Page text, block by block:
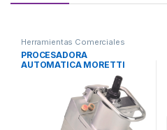
Herramientas Comerciales
PROCESADORA
AUTOMATICA MORETTI